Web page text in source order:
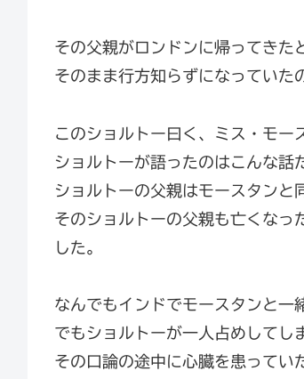
その父親がロンドンに帰ってきた
そのまま行方知らずになっていた
このショルトー曰く、ミス・モー
ショルトーが語ったのはこんな話
ショルトーの父親はモースタンと
そのショルトーの父親も亡くなっ
した。
なんでもインドでモースタンと一
でもショルトーが一人占めしてし
その口論の途中に心臓を患ってい